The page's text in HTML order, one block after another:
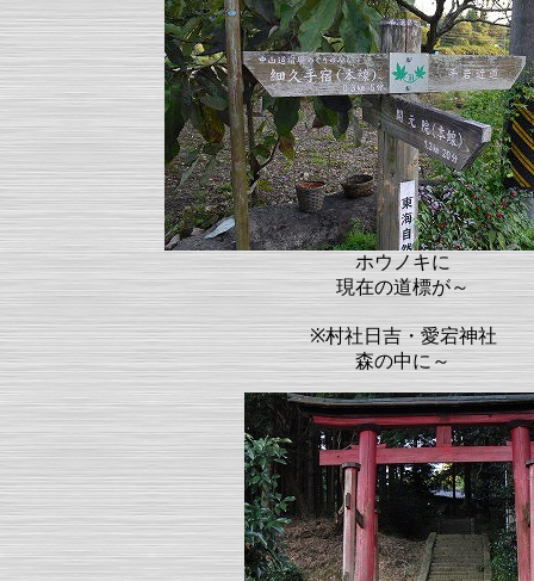
ホウノキに
現在の道標が～
※村社日吉・愛宕神社
森の中に～